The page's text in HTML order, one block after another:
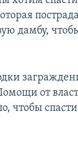
дамбу,
от
чтобы